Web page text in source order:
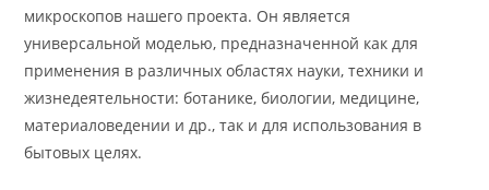
микроскопов нашего проекта. Он является
универсальной моделью, предназначенной как для
применения в различных областях науки, техники и
жизнедеятельности: ботанике, биологии, медицине,
материаловедении и др., так и для использования в
бытовых целях.